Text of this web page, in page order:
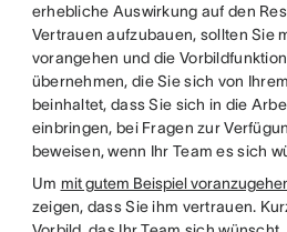
erhebliche Auswirkung auf den
Vertrauen aufzubauen, sollten Sie
vorangehen und die
übernehmen, die Sie sich von
beinhaltet, dass Sie sich in die
einbringen, bei Fragen zur
beweisen, wenn Ihr Team es sich
Um mit gutem Beispiel
zeigen, dass Sie ihm vertrauen.